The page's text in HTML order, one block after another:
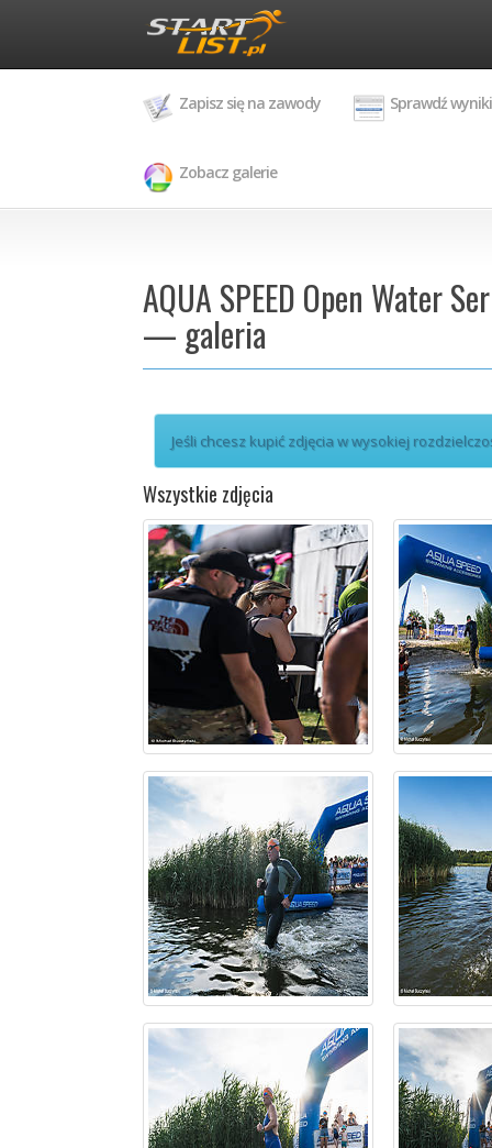
Zapisz się na zawody Sprawdź wyniki
Zobacz galerie
AQUA SPEED Open Water
— galeria
Jeśli chcesz kupić zdjęcia w wysokiej
Wszystkie zdjęcia